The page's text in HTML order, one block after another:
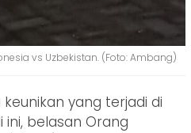
vs Uzbekistan. (Foto: Ambang)
yang terjadi di
ini, belasan Orang